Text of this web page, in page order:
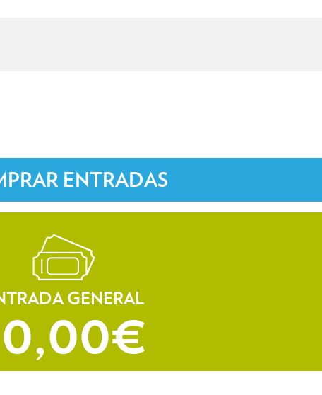
ENTRADAS
GENERAL
€